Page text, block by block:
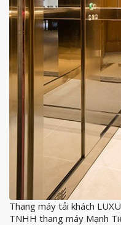
Thang máy tải khách
TNHH thang máy Mạnh